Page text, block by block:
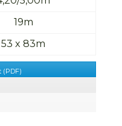
19m
53 x 83m
(PDF)